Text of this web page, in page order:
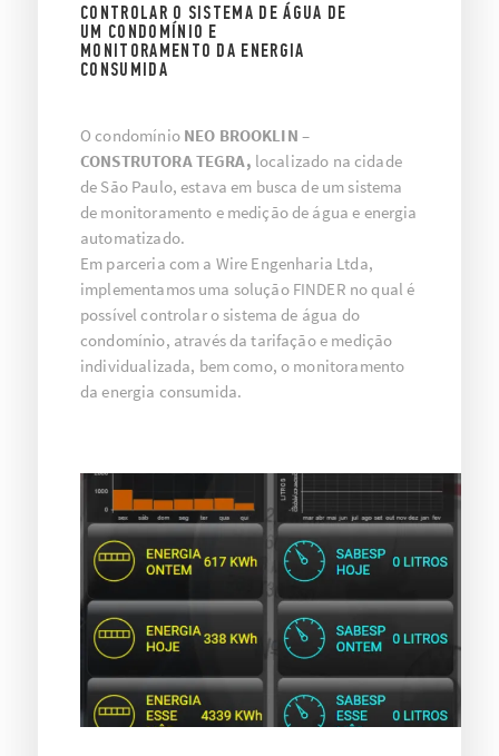
CONTROLAR O SISTEMA DE ÁGUA DE
UM CONDOMÍNIO E
MONITORAMENTO DA ENERGIA
CONSUMIDA
O condomínio NEO BROOKLIN –
CONSTRUTORA TEGRA, localizado na cidade
de São Paulo, estava em busca de um sistema
de monitoramento e medição de água e energia
automatizado.
Em parceria com a Wire Engenharia Ltda,
implementamos uma solução FINDER no qual é
possível controlar o sistema de água do
condomínio, através da tarifação e medição
individualizada, bem como, o monitoramento
da energia consumida.